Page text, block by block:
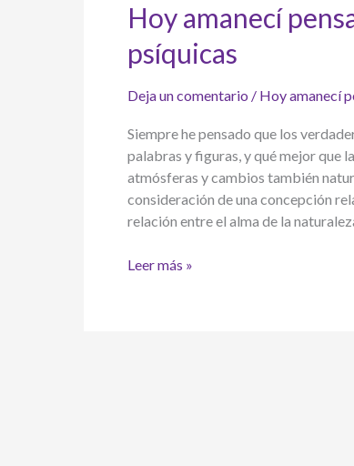
Hoy amanecí
psíquicas
Deja un comentario / Hoy amanecí
Siempre he pensado que los
palabras y figuras, y qué mejor que
atmósferas y cambios también
consideración de una concepción
relación entre el alma de la
Hoy
Leer más »